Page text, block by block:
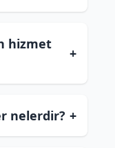
hizmet
+
nelerdir? +